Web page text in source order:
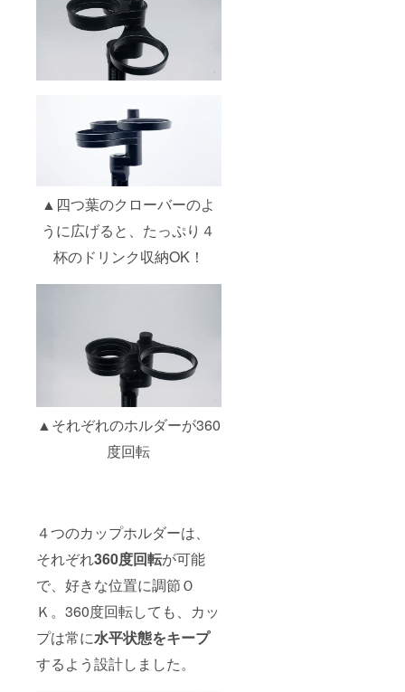
▲四つ葉のクローバーのよ
うに広げると、たっぷり４
杯のドリンク収納OK！
▲それぞれのホルダーが360
度回転
４つのカップホルダーは、
それぞれ360度回転が可能
で、好きな位置に調節Ｏ
Ｋ。360度回転しても、カッ
プは常に水平状態をキープ
するよう設計しました。